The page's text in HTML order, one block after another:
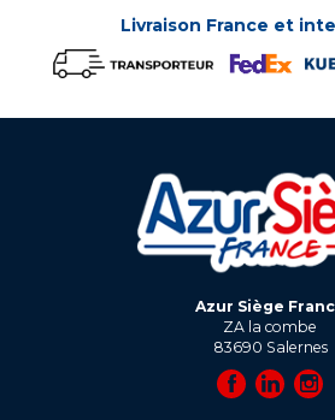
Livraison France et
Azur Siège
ZA la combe
83690 Salernes